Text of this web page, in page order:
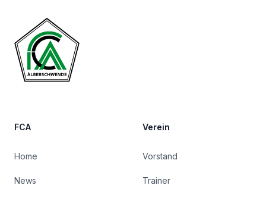
FCA
Home
News
Verein
Vorstand
Trainer